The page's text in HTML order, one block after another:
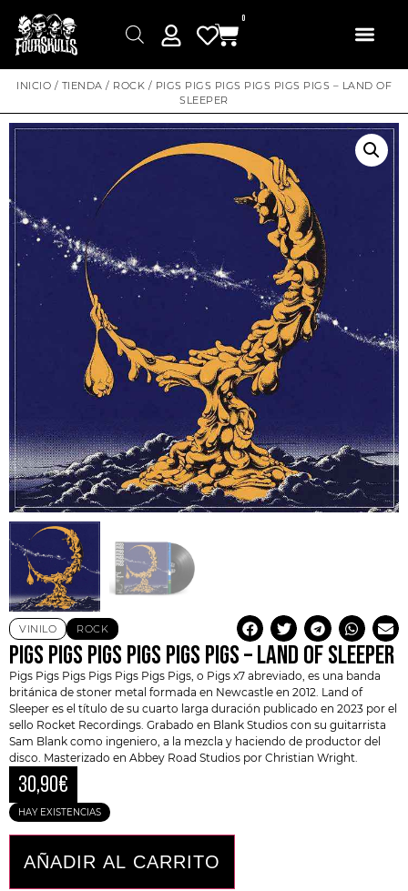
0
INICIO / TIENDA / ROCK / PIGS PIGS PIGS PIGS PIGS PIGS – LAND OF
SLEEPER
VINILO ROCK
PIGS PIGS PIGS PIGS PIGS PIGS – LAND OF SLEEPER
Pigs Pigs Pigs Pigs Pigs Pigs Pigs, o Pigs x7 abreviado, es una banda
británica de stoner metal formada en Newcastle en 2012. Land of
Sleeper es el título de su cuarto larga duración publicado en 2023 por el
sello Rocket Recordings. Grabado en Blank Studios con su guitarrista
Sam Blank como ingeniero, a la mezcla y haciendo de productor del
disco. Masterizado en Abbey Road Studios por Christian Wright.
30,90€
HAY EXISTENCIAS
AÑADIR AL CARRITO